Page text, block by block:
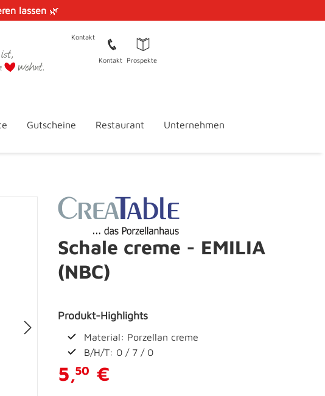
lassen 🌿
Kontakt
Kontakt Prospekte
Gutscheine Restaurant Unternehmen
Schale creme - EMILIA
(NBC)
Produkt-Highlights
Material: Porzellan creme
B/H/T: 0 / 7 / 0
5,50 €